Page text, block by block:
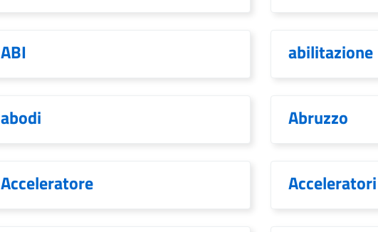
ABI abilitazione
abodi Abruzzo
Acceleratore Acceleratori